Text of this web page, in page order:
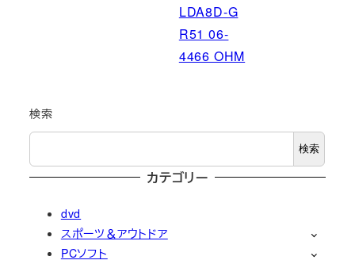
LDA8D-G
R51 06-
4466 OHM
検索
検索
カテゴリー
dvd
スポーツ＆アウトドア
PCソフト